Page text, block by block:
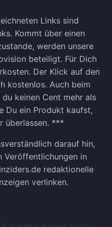
Links sind
Kommt über einen
werden unsere
beteiligt. Für Dich
Der Klick auf den
kostenlos. Auch beim
keinen Cent mehr als
Du ein Produkt kaufst,
überlassen. ***
darauf hin,
Veröffentlichungen in
redaktionelle
verlinken.